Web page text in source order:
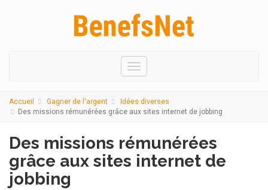
Menu
Accueil Gagner de l'argent
Idées diverses
Des missions rémunérées grâce aux sites internet de jobbing
Des missions rémunérées
grâce aux sites internet de
jobbing